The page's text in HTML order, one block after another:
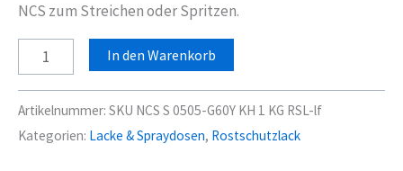
NCS zum Streichen oder Spritzen.
NCS
S
0505-
G60Y
In den Warenkorb
Artikelnummer: SKU NCS S 0505-G60Y KH 1 KG RSL-lf
Kategorien: Lacke & Spraydosen, Rostschutzlack